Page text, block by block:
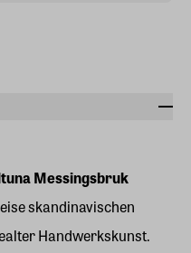
Messingsbruk
skandinavischen
Handwerkskunst.